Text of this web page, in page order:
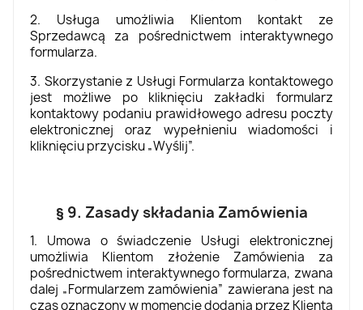
2. Usługa umożliwia Klientom kontakt ze
Sprzedawcą za pośrednictwem interaktywnego
formularza.
3. Skorzystanie z Usługi Formularza kontaktowego
jest możliwe po kliknięciu zakładki formularz
kontaktowy podaniu prawidłowego adresu poczty
elektronicznej oraz wypełnieniu wiadomości i
kliknięciu przycisku „Wyślij”.
§ 9. Zasady składania Zamówienia
1. Umowa o świadczenie Usługi elektronicznej
umożliwia Klientom złożenie Zamówienia za
pośrednictwem interaktywnego formularza, zwana
dalej „Formularzem zamówienia” zawierana jest na
czas oznaczony w momencie dodania przez Klienta